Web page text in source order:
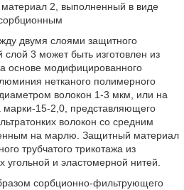
2, выполненный в виде
двумя слоями защитного
3 может быть изготовлен из
основе модифицированного
нетканого полимерного
волокон 1-3 мкм, или на
15-2,0, представляющего
волокон со средним
на марлю. Защитный материал
трубчатого трикотажа из
и эластомерной нитей.
сорбционно-фильтрующего